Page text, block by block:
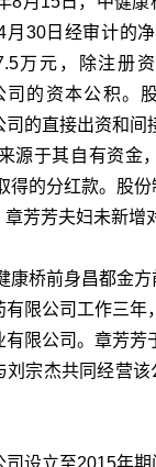
月30日经审计的
万元，除注册
司的资本公积。
的直接出资和间
源于其自有资金
得的分红款。股
芳芳夫妇未新增
康桥前身昌都金
限公司工作三年
有限公司。章芳芳
刘宗杰共同经营
设立至2015年